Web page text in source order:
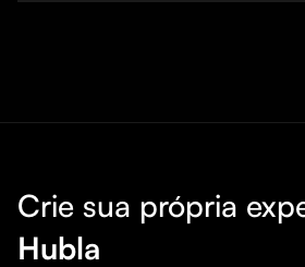
Crie sua própria
Hubla